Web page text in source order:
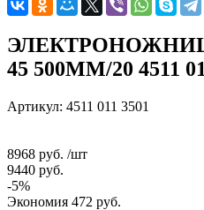
45 500ММ/20 4511
Артикул: 4511 011 3501
8968 руб. /шт
9440 руб.
-5%
Экономия 472 руб.